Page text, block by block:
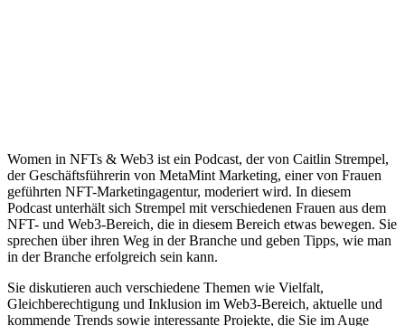
Women in NFTs & Web3 ist ein Podcast, der von Caitlin Strempel,
der Geschäftsführerin von MetaMint Marketing, einer von Frauen
geführten NFT-Marketingagentur, moderiert wird. In diesem
Podcast unterhält sich Strempel mit verschiedenen Frauen aus dem
NFT- und Web3-Bereich, die in diesem Bereich etwas bewegen. Sie
sprechen über ihren Weg in der Branche und geben Tipps, wie man
in der Branche erfolgreich sein kann.
Sie diskutieren auch verschiedene Themen wie Vielfalt,
Gleichberechtigung und Inklusion im Web3-Bereich, aktuelle und
kommende Trends sowie interessante Projekte, die Sie im Auge